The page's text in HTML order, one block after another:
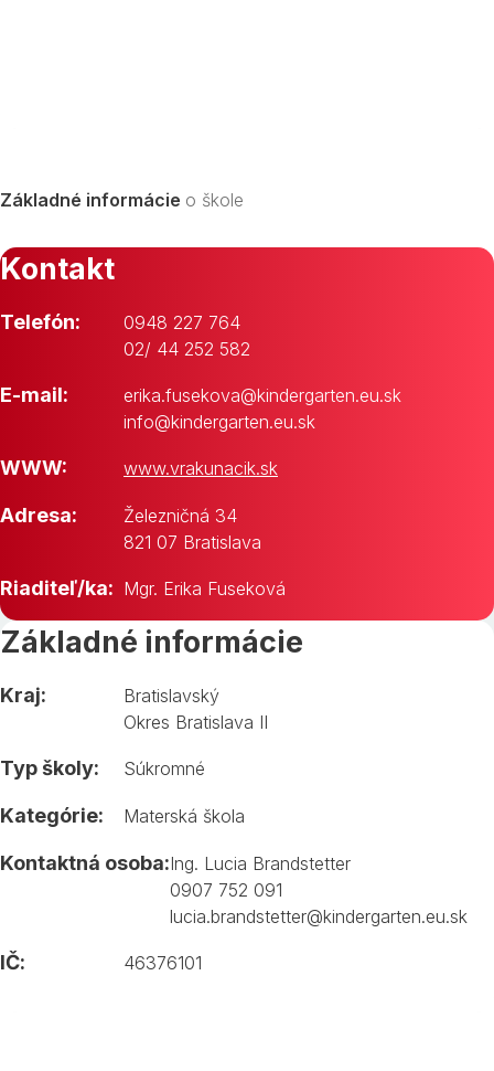
Základné informácie o škole
Kontakt
Telefón:
0948 227 764
02/ 44 252 582
E-mail:
erika.fusekova@kindergarten.eu.sk
info@kindergarten.eu.sk
WWW: www.vrakunacik.sk
Adresa:
Železničná 34
821 07 Bratislava
Riaditeľ/ka: Mgr. Erika Fuseková
Základné informácie
Kraj:
Bratislavský
Okres Bratislava II
Typ školy: Súkromné
Kategórie: Materská škola
Kontaktná osoba:Ing. Lucia Brandstetter
0907 752 091
lucia.brandstetter@kindergarten.eu.sk
IČ: 46376101